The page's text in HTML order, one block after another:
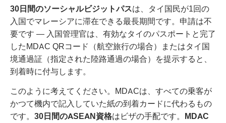
30日間のソーシャルビジットパスは、タイ国民が1回の
入国でマレーシアに滞在できる最長期間です。申請は不
要です — 入国管理官は、有効なタイのパスポートと完了
したMDAC QRコード（航空旅行の場合）またはタイ国
境通過証（指定された陸路通過の場合）を提示すると、
到着時に付与します。
このように考えてください。MDACは、すべての乗客が
かつて機内で記入していた紙の到着カードに代わるもの
です。 30日間のASEAN資格はビザの手配です。 MDAC